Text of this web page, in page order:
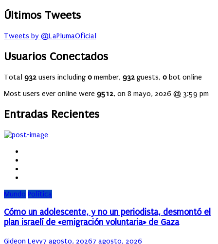
Últimos Tweets
Tweets by @LaPlumaOficial
Usuarios Conectados
Total 932 users including 0 member, 932 guests, 0 bot online
Most users ever online were 9512, on 8 mayo, 2026 @ 3:59 pm
Entradas Recientes
Mundo Política
Cómo un adolescente, y no un periodista, desmontó el
plan israelí de «emigración voluntaria» de Gaza
Author
Gideon LevyPosted
7 agosto, 20267 agosto, 2026